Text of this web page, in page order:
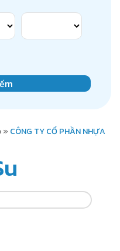
»CÔNG TY CỔ PHẦN NHỰA